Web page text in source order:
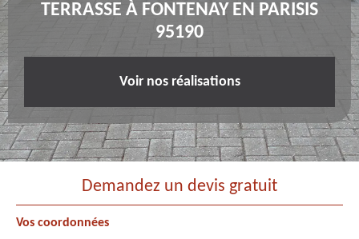
TERRASSE À FONTENAY EN PARISIS
95190
Voir nos réalisations
Demandez un devis gratuit
Vos coordonnées